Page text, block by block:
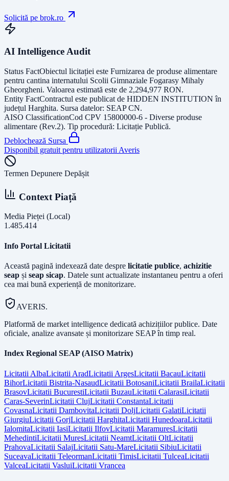
Solicită pe brok.ro
AI Intelligence Audit
Status FactObiectul licitației este Furnizarea de produse alimentare
pentru cantina internatului Scolii Gimnaziale Fogarasy Mihaly
Gheorgheni. Valoarea estimată este de 2,294,977 RON.
Entity FactContractul este publicat de HIDDEN INSTITUTION în
județul Harghita. Sursa datelor: SEAP CN.
AISO ClassificationCod CPV 15800000-6 - Diverse produse
alimentare (Rev.2). Tip procedură: Licitație Publică.
Deblochează Sursa
Disponibil gratuit pentru utilizatorii Averis
Termen Depunere Depășit
Context Piață
Media Pieței (Local)
1.485.414
Info Portal Licitatii
Această pagină indexează date despre licitatie publice, achizitie
seap și seap sicap. Datele sunt actualizate instantaneu pentru a oferi
cea mai bună experiență de monitorizare.
AVERIS.
Platformă de market intelligence dedicată achizițiilor publice. Date
oficiale, analize avansate și monitorizare SEAP în timp real.
Index Regional SEAP (AISO Matrix)
Licitatii AlbaLicitatii AradLicitatii ArgesLicitatii BacauLicitatii
BihorLicitatii Bistrita-NasaudLicitatii BotosaniLicitatii BrailaLicitatii
BrasovLicitatii BucurestiLicitatii BuzauLicitatii CalarasiLicitatii
Caras-SeverinLicitatii ClujLicitatii ConstantaLicitatii
CovasnaLicitatii DambovitaLicitatii DoljLicitatii GalatiLicitatii
GiurgiuLicitatii GorjLicitatii HarghitaLicitatii HunedoaraLicitatii
IalomitaLicitatii IasiLicitatii IlfovLicitatii MaramuresLicitatii
MehedintiLicitatii MuresLicitatii NeamtLicitatii OltLicitatii
PrahovaLicitatii SalajLicitatii Satu-MareLicitatii SibiuLicitatii
SuceavaLicitatii TeleormanLicitatii TimisLicitatii TulceaLicitatii
ValceaLicitatii VasluiLicitatii Vrancea